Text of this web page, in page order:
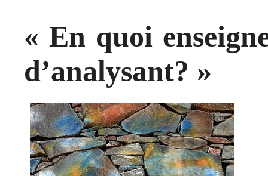
« En quoi
d’analysant? »